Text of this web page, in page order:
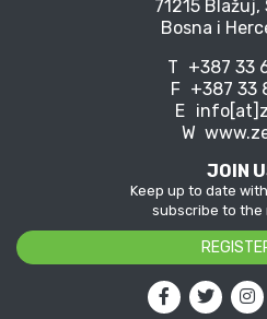
71215
Bosna i
T +387 33
F +387 33
E
W
JOIN
Keep up to date
subscribe to the